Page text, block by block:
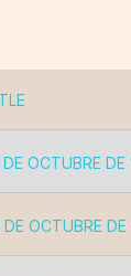
DE OCTUBRE
DE OCTUBRE